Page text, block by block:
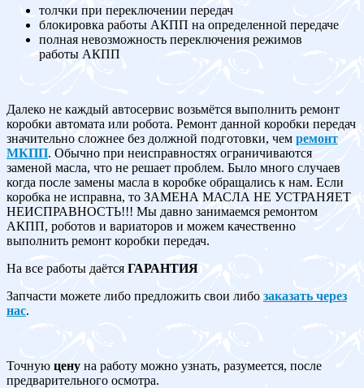
толчки при переключении передач
блокировка работы АКПП на определенной передаче
полная невозможность переключения режимов
работы АКПП
Далеко не каждый автосервис возьмётся выполнить ремонт
коробки автомата или робота. Ремонт данной коробки передач
значительно сложнее без должной подготовки, чем ремонт
МКПП. Обычно при неисправностях ограничиваются
заменой масла, что не решает проблем. Было много случаев
когда после замены масла в коробке обращались к нам. Если
коробка не исправна, то ЗАМЕНА МАСЛА НЕ УСТРАНЯЕТ
НЕИСПРАВНОСТЬ!!! Мы давно занимаемся ремонтом
АКПП, роботов и вариаторов и можем качественно
выполнить ремонт коробки передач.
На все работы даётсяГАРАНТИЯ
Запчасти можете либо предложить свои либо заказать через
нас.
Точную цену на работу можно узнать, разумеется, после
предварительного осмотра.